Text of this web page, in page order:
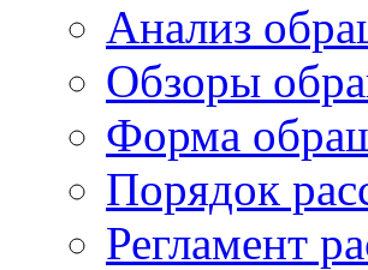
Анализ
Обзоры
Форма
Порядок
Регламент